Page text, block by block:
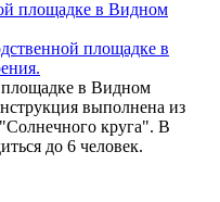
площадке в
площадке в Видном
выполнена из
круга". В
до 6 человек.